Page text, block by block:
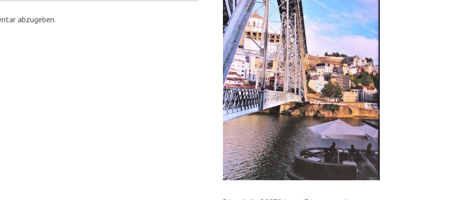
abzugeben.